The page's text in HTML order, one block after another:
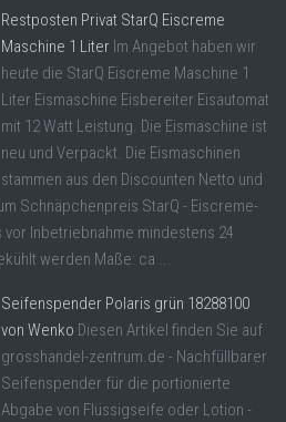
Restposten Privat StarQ Eiscreme
Maschine 1 Liter Im Angebot haben wir
heute die StarQ Eiscreme Maschine 1
Liter Eismaschine Eisbereiter Eisautomat
mit 12 Watt Leistung. Die Eismaschine ist
neu und Verpackt. Die Eismaschinen
stammen aus den Discounten Netto und
Schnäpchenpreis StarQ - Eiscreme-
Inbetriebnahme mindestens 24
werden Maße: ca ...
Seifenspender Polaris grün 18288100
von Wenko Diesen Artikel finden Sie auf
grosshandel-zentrum.de - Nachfüllbarer
Seifenspender für die portionierte
Abgabe von Flüssigseife oder Lotion -